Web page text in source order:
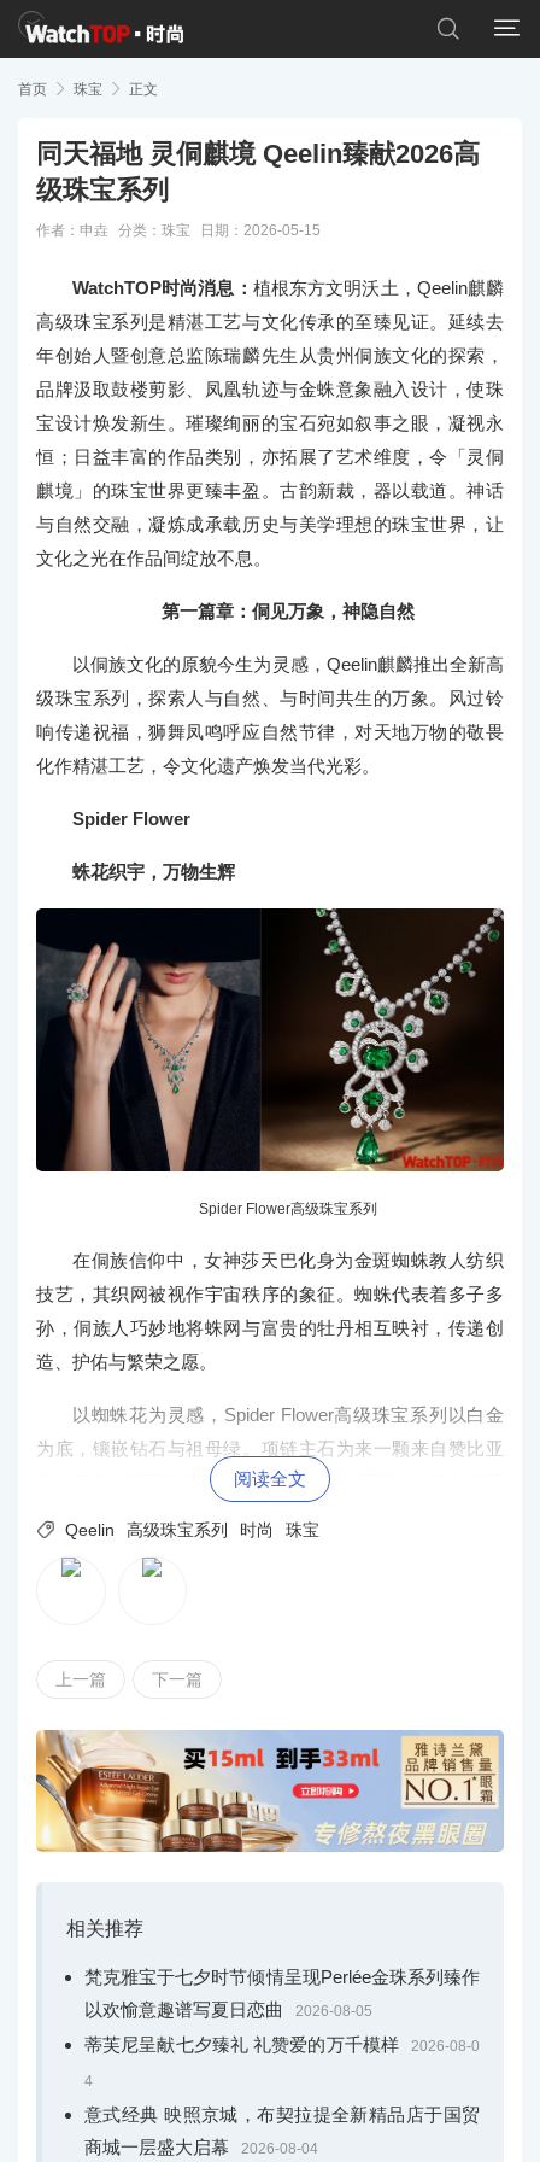


首页  珠宝  正文
同天福地 灵侗麒境 Qeelin臻献2026高
级珠宝系列
作者：申垚 分类： 珠宝 日期：2026-05-15
WatchTOP时尚消息： 植根东方文明沃土，Qeelin麒麟
高级珠宝系列是精湛工艺与文化传承的至臻见证。延续去
年创始人暨创意总监陈瑞麟先生从贵州侗族文化的探索，
品牌汲取鼓楼剪影、凤凰轨迹与金蛛意象融入设计，使珠
宝设计焕发新生。璀璨绚丽的宝石宛如叙事之眼，凝视永
恒；日益丰富的作品类别，亦拓展了艺术维度，令「灵侗
麒境」的珠宝世界更臻丰盈。古韵新裁，器以载道。神话
与自然交融，凝炼成承载历史与美学理想的珠宝世界，让
文化之光在作品间绽放不息。
第一篇章：侗见万象，神隐自然
以侗族文化的原貌今生为灵感，Qeelin麒麟推出全新高
级珠宝系列，探索人与自然、与时间共生的万象。风过铃
响传递祝福，狮舞凤鸣呼应自然节律，对天地万物的敬畏
化作精湛工艺，令文化遗产焕发当代光彩。
Spider Flower
蛛花织宇，万物生辉
Spider Flower高级珠宝系列
在侗族信仰中，女神莎天巴化身为金斑蜘蛛教人纺织
技艺，其织网被视作宇宙秩序的象征。蜘蛛代表着多子多
孙，侗族人巧妙地将蛛网与富贵的牡丹相互映衬，传递创
造、护佑与繁荣之愿。
以蜘蛛花为灵感，Spider Flower高级珠宝系列以白金
为底，镶嵌钻石与祖母绿。项链主石为来一颗来自赞比亚
的3.27克拉椭圆形切割祖母绿，两侧分别配以1.14克拉椭圆
形祖母绿与3.03克拉梨形祖母绿。密镶钻石模拟蛛网流光，
戒指与手镯则以钻石环绕1.18克拉 与1.20克拉椭圆形切割
Dong Chi
Dong Chi高级珠宝系列
在侗族哲学中，“气”代表着宇宙的生命力，是天地运行
的脉搏、山水呼吸的韵律，也是万物相连、循环不息的证
阅读全文
 Qeelin 高级珠宝系列 时尚 珠宝
上一篇 下一篇
相关推荐
梵克雅宝于七夕时节倾情呈现Perlée金珠系列臻作
以欢愉意趣谱写夏日恋曲
2026-08-05
蒂芙尼呈献七夕臻礼 礼赞爱的万千模样 2026-08-0
4
意式经典 映照京城，布契拉提全新精品店于国贸
商城一层盛大启幕
2026-08-04